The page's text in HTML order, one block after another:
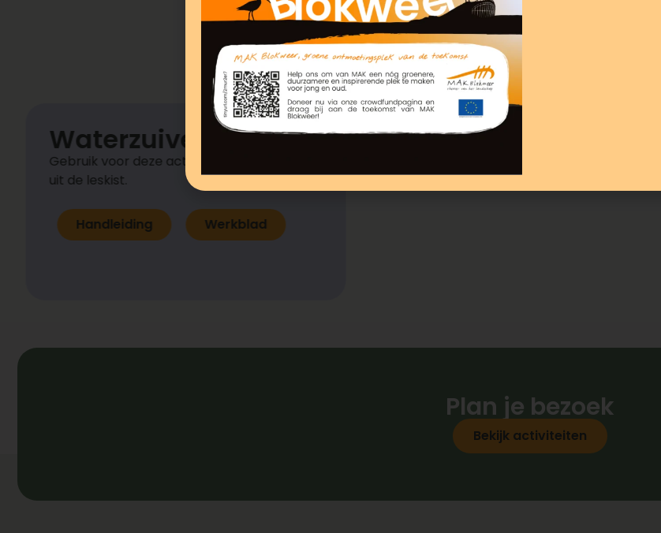
Waterzuivering
Gebruik voor deze activiteit de materialen
uit de leskist.
Handleiding Werkblad
Plan je bezoek
Bekijk activiteiten